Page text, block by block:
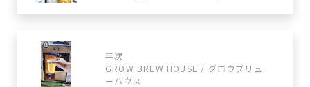
平次
GROW BREW HOUSE / グロウブリュ
ーハウス